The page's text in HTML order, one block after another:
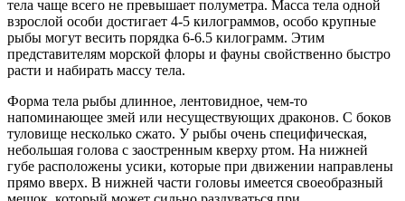
тела чаще всего не превышает полуметра. Масса тела одной
взрослой особи достигает 4-5 килограммов, особо крупные
рыбы могут весить порядка 6-6.5 килограмм. Этим
представителям морской флоры и фауны свойственно быстро
расти и набирать массу тела.
Форма тела рыбы длинное, лентовидное, чем-то
напоминающее змей или несуществующих драконов. С боков
туловище несколько сжато. У рыбы очень специфическая,
небольшая голова с заостренным кверху ртом. На нижней
губе расположены усики, которые при движении направлены
прямо вверх. В нижней части головы имеется своеобразный